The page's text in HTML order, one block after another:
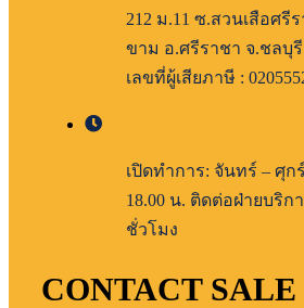
212 ม.11 ซ.สวนเสือศรี
ขาม อ.ศรีราชา จ.ชลบุรี
เลขที่ผู้เสียภาษี :
เปิดทำการ: จันทร์ – ศุกร์
18.00 น. ติดต่อฝ่ายบริก
ชั่วโมง
CONTACT SALE